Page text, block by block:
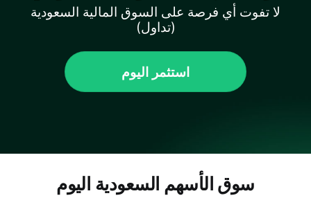
لا تفوت أي فرصة على السوق المالية السعودية
(تداول)
استثمر اليوم
سوق الأسهم السعودية اليوم